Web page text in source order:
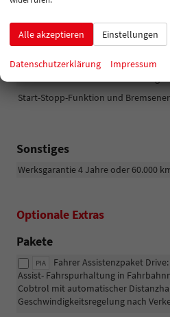
Digital Cockpit 8 Zoll
Lichtsensor mit automatischer
Start-Stopp-Funktion und
Sonstiges
Werksgarantie 4 Jahre oder 60.000
Optionale Extras
Pakete
PIA
Fahrer Assistenzpaket
Assist- Fahrspurhaltung in
Cobtrol mit automatischer
Geschwindigkeitsregelung nach
Alle akzeptieren Einstellungen
Datenschutzerklärung Impressum